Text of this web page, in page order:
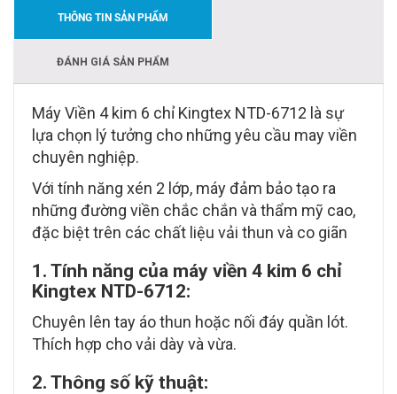
THÔNG TIN SẢN PHẨM
ĐÁNH GIÁ SẢN PHẨM
Máy Viền 4 kim 6 chỉ Kingtex NTD-6712 là sự
lựa chọn lý tưởng cho những yêu cầu may viền
chuyên nghiệp.
Với tính năng xén 2 lớp, máy đảm bảo tạo ra
những đường viền chắc chắn và thẩm mỹ cao,
đặc biệt trên các chất liệu vải thun và co giãn
1. Tính năng của máy viền 4 kim 6 chỉ
Kingtex NTD-6712:
Chuyên lên tay áo thun hoặc nối đáy quần lót.
Thích hợp cho vải dày và vừa.
2. Thông số kỹ thuật: